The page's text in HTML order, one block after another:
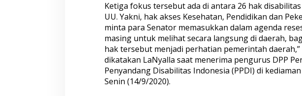
k
P
e
n
y
a
n
d
a
Ketiga fokus tersebut ada di antara 26 hak
UU. Yakni, hak akses Kesehatan, Pendidikan dan
minta para Senator memasukkan dalam agenda
masing untuk melihat secara langsung di daerah,
hak tersebut menjadi perhatian pemerintah daerah,”
dikatakan LaNyalla saat menerima pengurus DPP
Penyandang Disabilitas Indonesia (PPDI) di
Senin (14/9/2020).